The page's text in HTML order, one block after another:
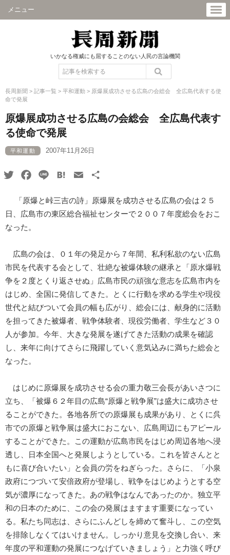
メニュー
いかなる権威にも屈することのない人民の言論機関
長周新聞 > 記事一覧 > 平和運動 > 原爆展成功させる広島の会総会 全広島代表する使
命で発展
原爆展成功させる広島の会総会 全広島代表す
る使命で発展
平和運動 2007年11月26日
TwitterFacebook
Line HatenaEmail
「原爆と峠三吉の詩」原爆展を成功させる広島の会は２５
日、広島市の東区総合福祉センターで２００７年度総会をおこ
なった。
広島の会は、０１年の発足から７年間、私利私欲のない広島
市民を代表する会として、壮絶な被爆体験の継承と「原水爆戦
争を２度とくり返させぬ」広島市民の頑強な意志を広島市内を
はじめ、全国に発信してきた。とくに行動を求める学生や現役
世代と結びついて会員の幅も広がり、総会には、献身的に活動
を担ってきた被爆者、戦争体験者、現役労働者、学生など３０
人が参加。今年、大きな発展を遂げてきた活動の成果を確認
し、来年に向けてさらに飛躍していく意気込みに満ちた総会と
なった。
はじめに原爆展を成功させる会の重力敬三会長があいさつに
立ち、「被爆６２年目の広島“原爆と戦争展”は盛大に成功させ
ることができた。各地各所での原爆展も成果があり、とくに呉
市での原爆と戦争展は盛大におこない、広島周辺にもアピール
することができた。この運動が広島市民をはじめ周辺各地へ浸
透し、日本全国へと発展しようとしている。これを皆さんとと
もに喜び合いたい」と会員の労をねぎらった。さらに、「小泉
政府につづいて安倍政府が登場し、戦争をはじめようとする空
気が濃厚になってきた。あの戦争はなんであったのか。独立平
和の日本のために、この会の発展はますます重要になってい
る。私たち同志は、さらにふんどしを締めて奮斗し、この空気
を排除しなくてはいけません。しっかり意見を交換し合い、来
年度の平和運動の発展につなげていきましょう」と力強く呼び